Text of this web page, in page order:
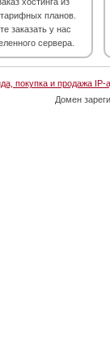
планов.
заказать у нас
сервера.
покупка и продажа IP-
Домен